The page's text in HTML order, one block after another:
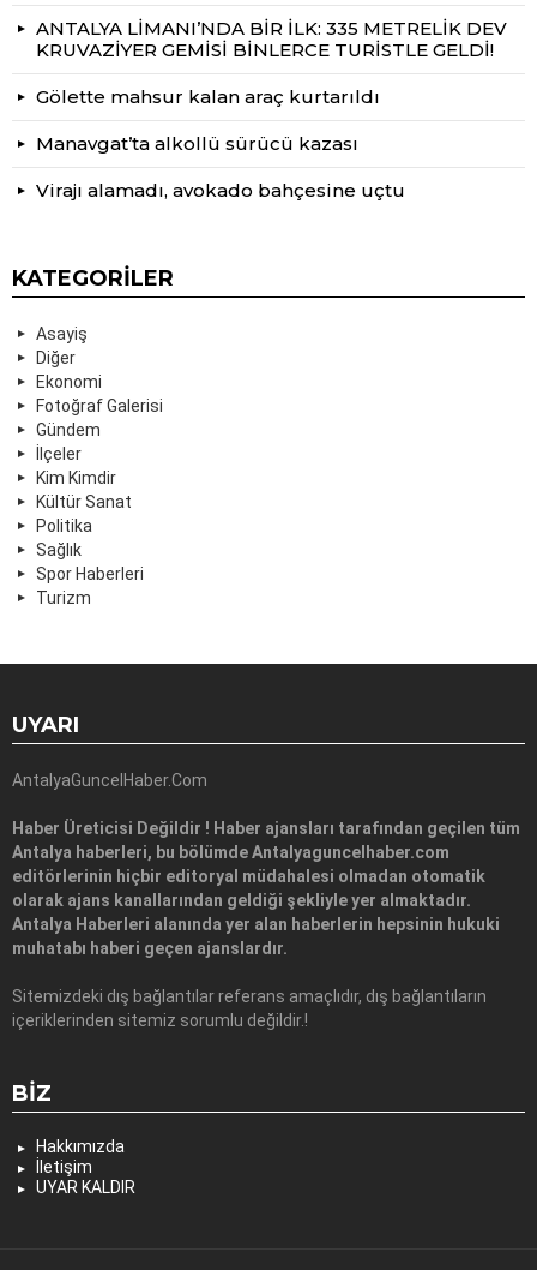
ANTALYA LİMANI’NDA BİR İLK: 335 METRELİK DEV
KRUVAZİYER GEMİSİ BİNLERCE TURİSTLE GELDİ!
Gölette mahsur kalan araç kurtarıldı
Manavgat’ta alkollü sürücü kazası
Virajı alamadı, avokado bahçesine uçtu
KATEGORILER
Asayiş
Diğer
Ekonomi
Fotoğraf Galerisi
Gündem
İlçeler
Kim Kimdir
Kültür Sanat
Politika
Sağlık
Spor Haberleri
Turizm
UYARI
AntalyaGuncelHaber.Com
Haber Üreticisi Değildir ! Haber ajansları tarafından geçilen tüm
Antalya haberleri, bu bölümde Antalyaguncelhaber.com
editörlerinin hiçbir editoryal müdahalesi olmadan otomatik
olarak ajans kanallarından geldiği şekliyle yer almaktadır.
Antalya Haberleri alanında yer alan haberlerin hepsinin hukuki
muhatabı haberi geçen ajanslardır.
Sitemizdeki dış bağlantılar referans amaçlıdır, dış bağlantıların
içeriklerinden sitemiz sorumlu değildir.!
BIZ
Hakkımızda
İletişim
UYAR KALDIR